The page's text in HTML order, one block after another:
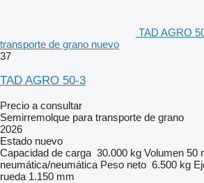
TAD AGRO
transporte de grano nuevo
37
TAD AGRO 50-3
Precio a consultar
Semirremolque para transporte de grano
2026
Estado nuevo
Capacidad de carga 30.000 kg Volumen 50
neumática/neumática Peso neto 6.500 kg
rueda 1.150 mm